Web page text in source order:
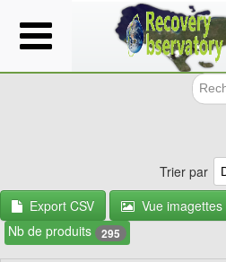
Aller
au
contenu
Trier par
Export CSV
Vue imagettes
Nb de produits 295